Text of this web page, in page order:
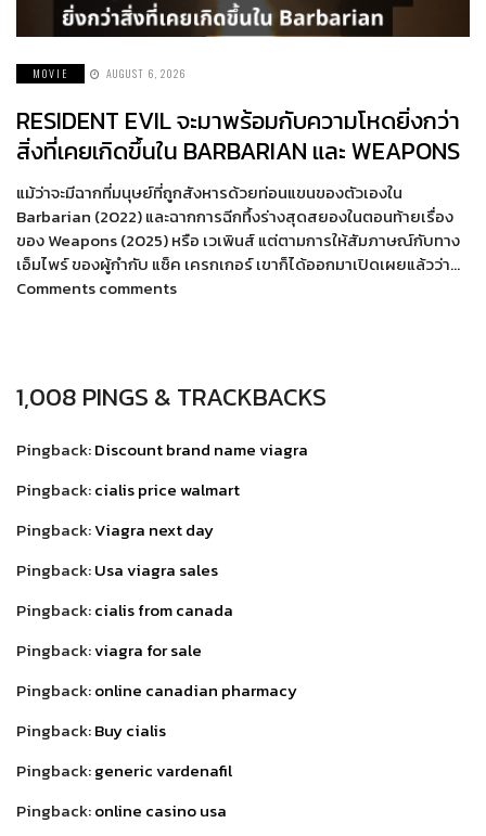
MOVIE AUGUST 6, 2026
RESIDENT EVIL จะมาพร้อมกับความโหดยิ่งกว่า
สิ่งที่เคยเกิดขึ้นใน BARBARIAN และ WEAPONS
แม้ว่าจะมีฉากที่มนุษย์ที่ถูกสังหารด้วยท่อนแขนของตัวเองใน
Barbarian (2022) และฉากการฉีกทึ้งร่างสุดสยองในตอนท้ายเรื่อง
ของ Weapons (2025) หรือ เวเพินส์ แต่ตามการให้สัมภาษณ์กับทาง
เอ็มไพร์ ของผู้กำกับ แซ็ค เครกเกอร์ เขาก็ได้ออกมาเปิดเผยแล้วว่า…
Comments comments
1,008 PINGS & TRACKBACKS
Pingback:Discount brand name viagra
Pingback:cialis price walmart
Pingback:Viagra next day
Pingback:Usa viagra sales
Pingback:cialis from canada
Pingback:viagra for sale
Pingback:online canadian pharmacy
Pingback:Buy cialis
Pingback:generic vardenafil
Pingback:online casino usa